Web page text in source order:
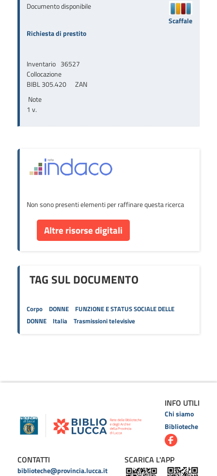
Documento disponibile
Richiesta di prestito
Inventario 36527
Collocazione
BIBL 305.420      ZAN
Note
1 v.
Scaffale
Non sono presenti elementi per raffinare questa ricerca
Altre risorse digitali
TAG SUL DOCUMENTO
Corpo DONNE
FUNZIONE E STATUS SOCIALE DELLE
DONNE
Italia Trasmissioni televisive
INFO UTILI
Chi siamo
Biblioteche
CONTATTI
biblioteche@provincia.lucca.it
SCARICA L'APP